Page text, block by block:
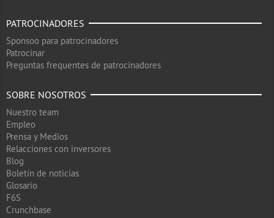
PATROCINADORES
Sponsoo para patrocinadores
Patrocinar
Preguntas frequentes de patrocinadores
SOBRE NOSOTROS
Nuestro team
Empleo
Prensa y Medios
Relacciones con inversores
Blog
Boletín de noticias
Glosario
F6S
Crunchbase